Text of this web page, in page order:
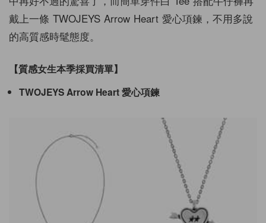
戴上一條 TWOJEYS Arrow Heart 愛心項鍊，不用多說
的高質感時髦態度。
【質感女生本季採買清單】
TWOJEYSArrow Heart愛心項鍊